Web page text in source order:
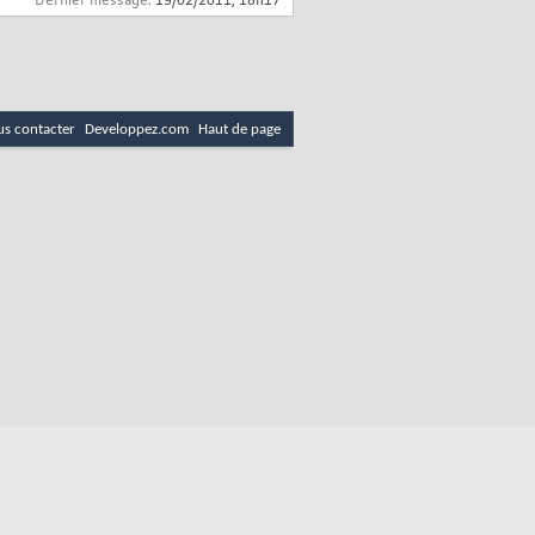
contacter Developpez.com Haut de page